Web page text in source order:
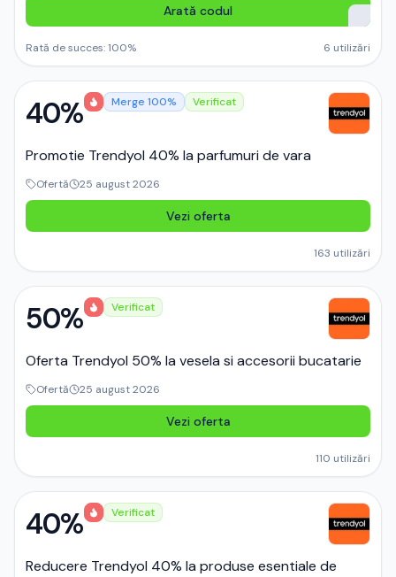
Arată codul
Rată de succes:100% 6 utilizări
40% Merge 100% Verificat
Promotie Trendyol 40% la parfumuri de vara
Ofertă 25 august 2026
Vezi oferta
163 utilizări
50% Verificat
Oferta Trendyol 50% la vesela si accesorii bucatarie
Ofertă 25 august 2026
Vezi oferta
110 utilizări
40% Verificat
Reducere Trendyol 40% la produse esentiale de